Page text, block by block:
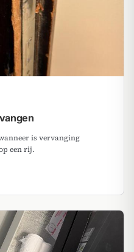
is vervanging
een rij.